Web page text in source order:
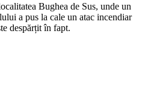
Bughea de Sus, unde un
a pus la cale un atac incendiar
despărțit în fapt.